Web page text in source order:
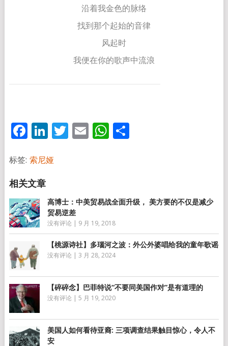
沿着我金色的脉络
找到那个起始的音律
风起时
我便在你的歌声中流浪
Facebook
LinkedIn
Twitter
EmailWhatsApp
分
标签: 索尼娅
高博士：中美贸易战全面升级， 美方要的不仅是减少
贸易逆差
没有评论 | 9 月 19, 2018
【桃源诗社】多瑙河之波：外公外婆唱给我的童年歌谣
没有评论 | 3 月 28, 2024
【碎碎念】巴菲特说“不要同美国作对”是有道理的
没有评论 | 5 月 19, 2020
美国人如何看待亚裔: 三项调查结果触目惊心，令人不
安